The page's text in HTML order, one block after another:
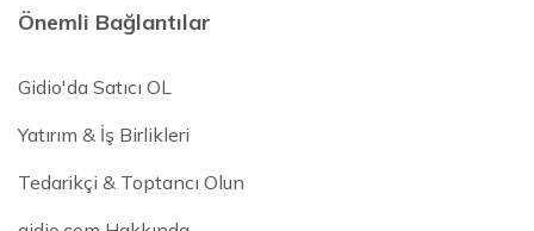
Önemli Bağlantılar
Gidio'da Satıcı OL
Yatırım & İş Birlikleri
Tedarikçi & Toptancı Olun